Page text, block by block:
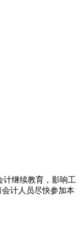
计继续教育，影响工
计人员尽快参加本